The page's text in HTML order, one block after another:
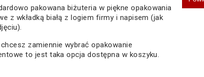
pakowana biżuteria w piękne opakowania
z wkładką białą z logiem firmy i napisem (jak
zamiennie wybrać opakowanie
to jest taka opcja dostępna w koszyku.